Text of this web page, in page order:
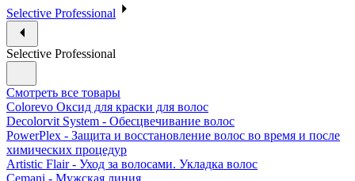
Selective Professional
Selective Professional
Смотреть все товары
Colorevo Оксид для краски для волос
Decolorvit System - Обесцвечивание волос
PowerPlex - Защита и восстановление волос во время и после
химических процедур
Artistic Flair - Уход за волосами. Укладка волос
Cemani - Мужская линия